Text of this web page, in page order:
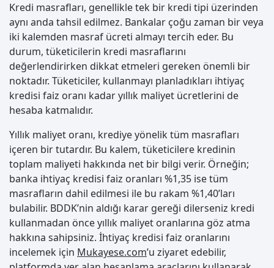
Kredi masrafları, genellikle tek bir kredi tipi üzerinden
aynı anda tahsil edilmez. Bankalar çoğu zaman bir veya
iki kalemden masraf ücreti almayı tercih eder. Bu
durum, tüketicilerin kredi masraflarını
değerlendirirken dikkat etmeleri gereken önemli bir
noktadır. Tüketiciler, kullanmayı planladıkları ihtiyaç
kredisi faiz oranı kadar yıllık maliyet ücretlerini de
hesaba katmalıdır.
Yıllık maliyet oranı, krediye yönelik tüm masrafları
içeren bir tutardır. Bu kalem, tüketicilere kredinin
toplam maliyeti hakkında net bir bilgi verir. Örneğin;
banka ihtiyaç kredisi faiz oranları %1,35 ise tüm
masrafların dahil edilmesi ile bu rakam %1,40’ları
bulabilir. BDDK’nin aldığı karar gereği dilerseniz kredi
kullanmadan önce yıllık maliyet oranlarına göz atma
hakkına sahipsiniz. İhtiyaç kredisi faiz oranlarını
incelemek için Mukayese.com’u ziyaret edebilir,